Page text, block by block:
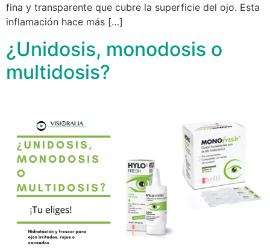
fina y transparente que cubre la superficie del ojo. Esta
inflamación hace más […]
¿Unidosis, monodosis o
multidosis?